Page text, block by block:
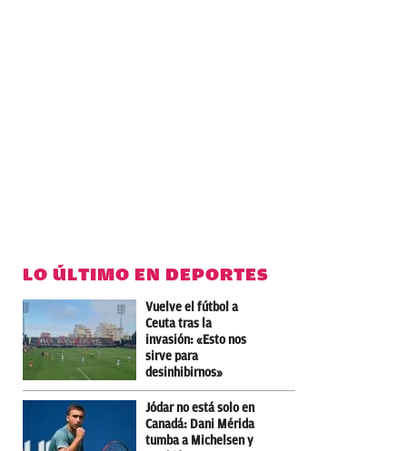
LO ÚLTIMO EN DEPORTES
Vuelve el fútbol a
Ceuta tras la
invasión: «Esto nos
sirve para
desinhibirnos»
Jódar no está solo en
Canadá: Dani Mérida
tumba a Michelsen y